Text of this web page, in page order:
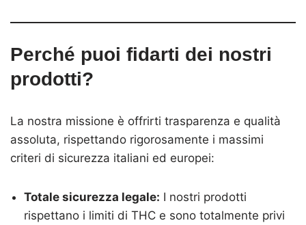
Perché puoi fidarti dei nostri
prodotti?
La nostra missione è offrirti trasparenza e qualità
assoluta, rispettando rigorosamente i massimi
criteri di sicurezza italiani ed europei:
Totale sicurezza legale: I nostri prodotti
rispettano i limiti di THC e sono totalmente privi